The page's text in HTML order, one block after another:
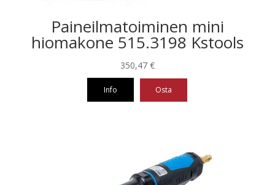
Paineilmatoiminen mini
hiomakone 515.3198 Kstools
350,47 €
Info Osta